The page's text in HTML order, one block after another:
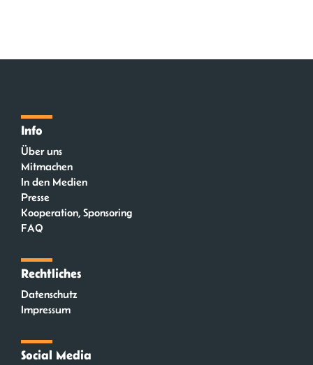
Info
Über uns
Mitmachen
In den Medien
Presse
Kooperation, Sponsoring
FAQ
Rechtliches
Datenschutz
Impressum
Social Media